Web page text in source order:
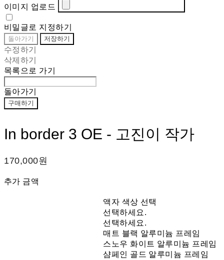
이미지 업로드
비밀글로 지정하기
돌아가기 저장하기
수정하기
삭제하기
목록으로 가기
돌아가기
구매하기
In border 3 OE - 고진이 작가
170,000원
추가 금액
액자 색상 선택
선택하세요.
선택하세요.
매트 블랙 알루미늄 프레임
스노우 화이트 알루미늄 프레임
샴페인 골드 알루미늄 프레임